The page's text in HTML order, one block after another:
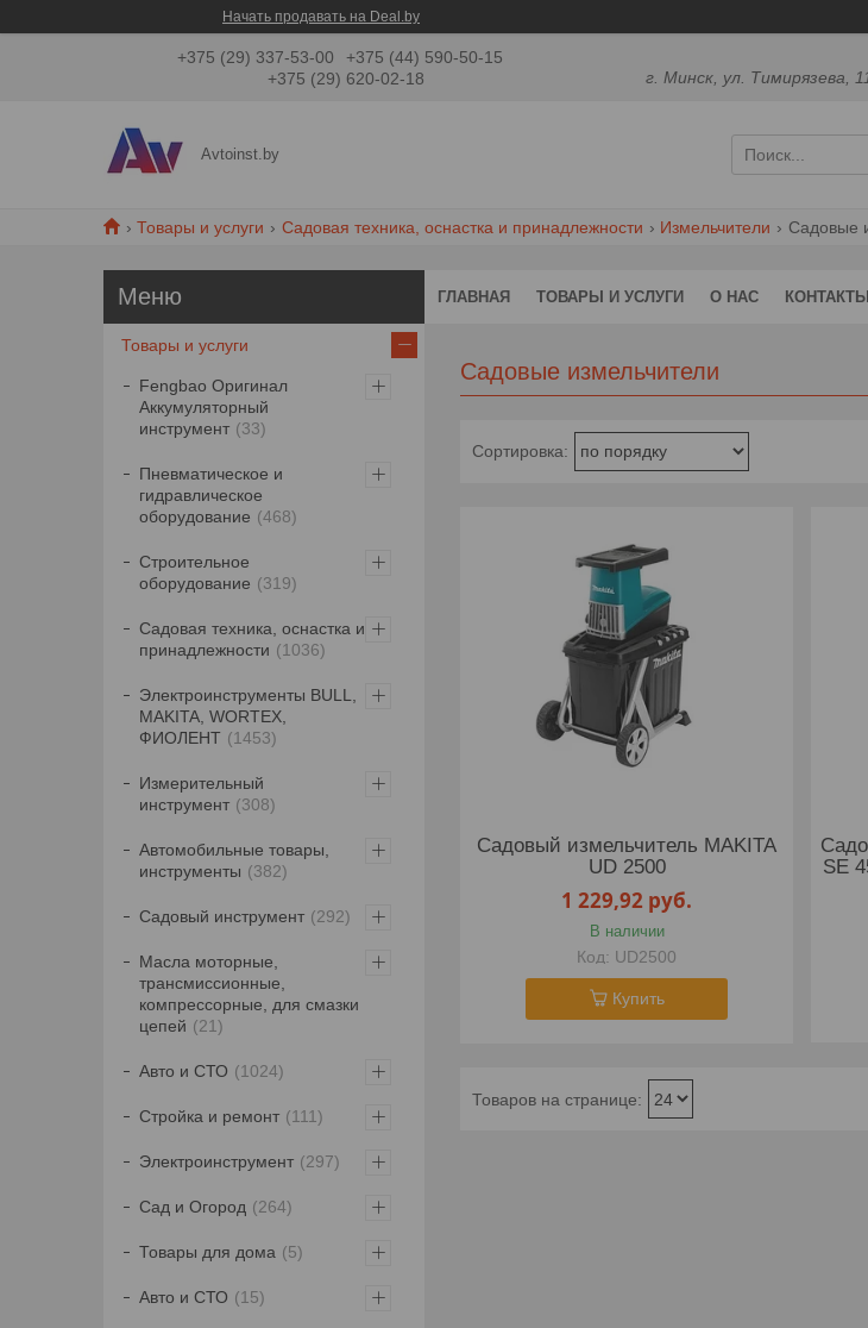
Начать продавать на Deal.by
+375 (29) 337-53-00
+375 (44) 590-50-15
+375 (29) 620-02-18
г. Минск, ул. Тимирязева,
Avtoinst.by
Товары и услуги Садовая техника, оснастка и принадлежности Измельчители Садовые
ГЛАВНАЯ ТОВАРЫ И УСЛУГИ О НАС КОНТАКТЫ
Садовые измельчители
Садовый измельчитель MAKITA
UD 2500
1 229,92 руб.
В наличии
UD2500
Купить
SE
Товары и услуги
Fengbao Оригинал
Аккумуляторный
инструмент
33
Пневматическое и
гидравлическое
оборудование
468
Строительное
оборудование
319
Садовая техника, оснастка и
принадлежности
1036
Электроинструменты BULL,
MAKITA, WORTEX,
ФИОЛЕНТ
1453
Измерительный
инструмент
308
Автомобильные товары,
инструменты
382
Садовый инструмент 292
Масла моторные,
трансмиссионные,
компрессорные, для смазки
цепей
21
Авто и СТО 1024
Стройка и ремонт 111
Электроинструмент 297
Сад и Огород 264
Товары для дома 5
Авто и СТО 15